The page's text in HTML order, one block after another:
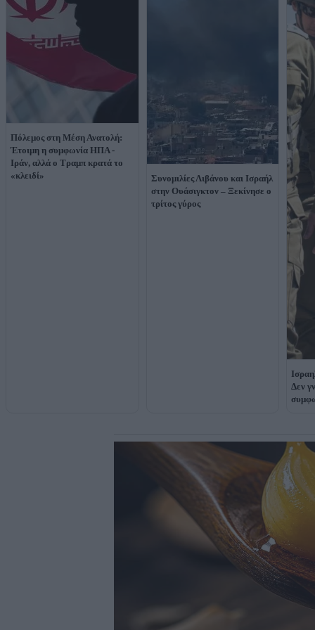
Πόλεμος στη Μέση Ανατολή:
Έτοιμη η συμφωνία ΗΠΑ -
Ιράν, αλλά ο Τραμπ κρατά το
«κλειδί»
Συνομιλίες Λιβάνου και Ισραήλ
στην Ουάσιγκτον – Ξεκίνησε ο
τρίτος γύρος
Δεν